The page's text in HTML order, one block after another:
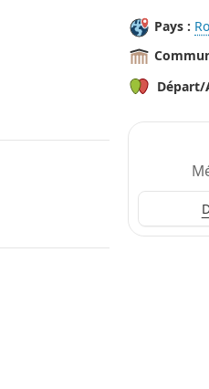
Pays :
Départ/